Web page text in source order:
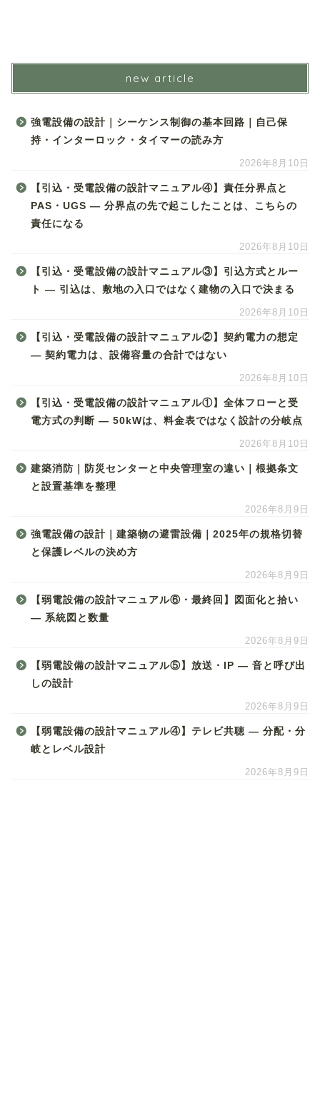
new article
強電設備の設計｜シーケンス制御の基本回路｜自己保
持・インターロック・タイマーの読み方
2026年8月10日
【引込・受電設備の設計マニュアル④】責任分界点と
PAS・UGS ― 分界点の先で起こしたことは、こちらの
責任になる
2026年8月10日
【引込・受電設備の設計マニュアル③】引込方式とルー
ト ― 引込は、敷地の入口ではなく建物の入口で決まる
2026年8月10日
【引込・受電設備の設計マニュアル②】契約電力の想定
― 契約電力は、設備容量の合計ではない
2026年8月10日
【引込・受電設備の設計マニュアル①】全体フローと受
電方式の判断 ― 50kWは、料金表ではなく設計の分岐点
2026年8月10日
建築消防｜防災センターと中央管理室の違い｜根拠条文
と設置基準を整理
2026年8月9日
強電設備の設計｜建築物の避雷設備｜2025年の規格切替
と保護レベルの決め方
2026年8月9日
【弱電設備の設計マニュアル⑥・最終回】図面化と拾い
― 系統図と数量
2026年8月9日
【弱電設備の設計マニュアル⑤】放送・IP ― 音と呼び出
しの設計
2026年8月9日
【弱電設備の設計マニュアル④】テレビ共聴 ― 分配・分
岐とレベル設計
2026年8月9日